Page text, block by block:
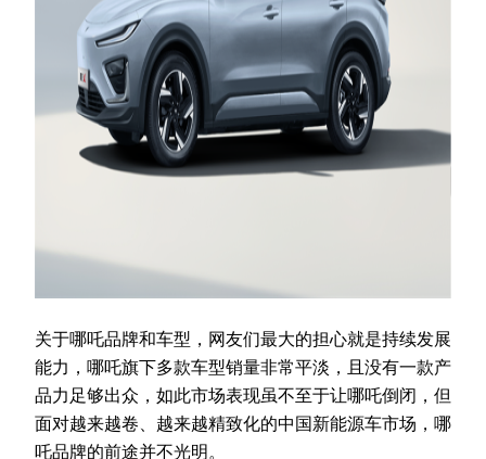
关于哪吒品牌和车型，网友们最大的担心就是持续发展
能力，哪吒旗下多款车型销量非常平淡，且没有一款产
品力足够出众，如此市场表现虽不至于让哪吒倒闭，但
面对越来越卷、越来越精致化的中国新能源车市场，哪
吒品牌的前途并不光明。